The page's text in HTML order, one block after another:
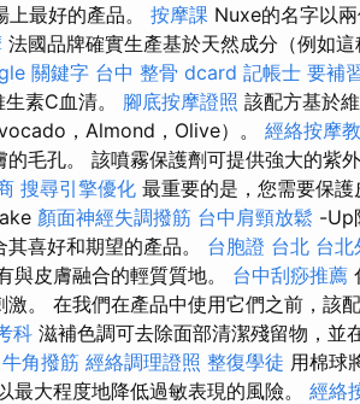
最好的產品。 按摩課 Nuxe的名字以兩
法國品牌確實生產基於天然成分（例如
關鍵字 台中 整骨 dcard 記帳士 要補
素C血清。 腳底按摩證照 該配方基於
，Almond，Olive）。 經絡按摩
毛孔。 該噴霧保護劑可提供強大的紫
搜尋引擎優化 最重要的是，您需要保
顏面神經失調撥筋 台中肩頸放鬆 -Up
喜好和期望的產品。 台胞證 台北 台北
與皮膚融合的輕質質地。 台中刮痧推薦
。 在我們在產品中使用它們之前，該
科 滋補色調可去除面部清潔殘留物，並
牛角撥筋 經絡調理證照 整復學徒 用棉球
最大程度地降低過敏表現的風險。 經絡